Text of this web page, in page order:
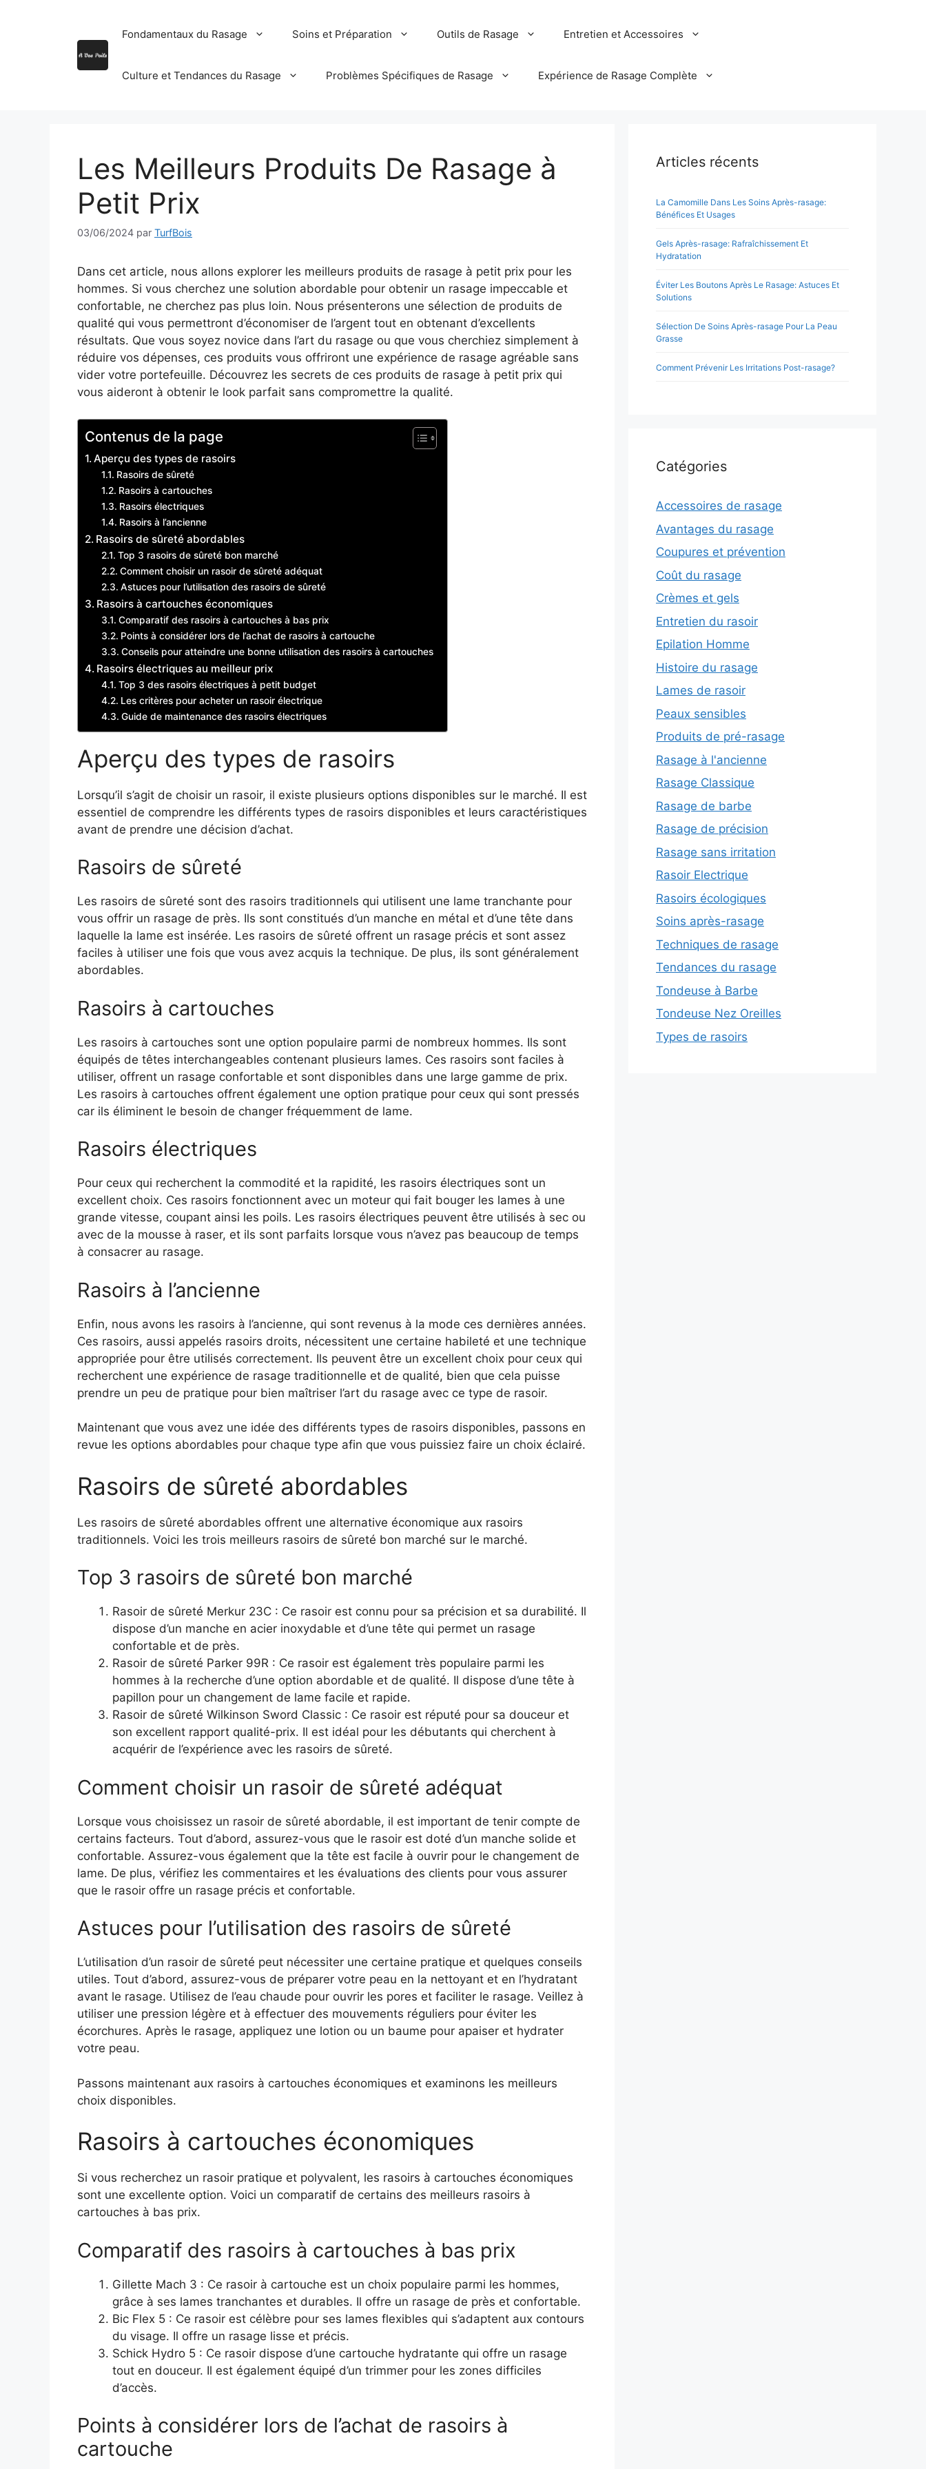
Fondamentaux du Rasage Soins et Préparation Outils de Rasage Entretien et Accessoires
Culture et Tendances du Rasage Problèmes Spécifiques de Rasage Expérience de Rasage Complète
Les Meilleurs Produits De Rasage à
Petit Prix
03/06/2024 par TurfBois
Dans cet article, nous allons explorer les meilleurs produits de rasage à petit prix pour les
hommes. Si vous cherchez une solution abordable pour obtenir un rasage impeccable et
confortable, ne cherchez pas plus loin. Nous présenterons une sélection de produits de
qualité qui vous permettront d’économiser de l’argent tout en obtenant d’excellents
résultats. Que vous soyez novice dans l’art du rasage ou que vous cherchiez simplement à
réduire vos dépenses, ces produits vous offriront une expérience de rasage agréable sans
vider votre portefeuille. Découvrez les secrets de ces produits de rasage à petit prix qui
vous aideront à obtenir le look parfait sans compromettre la qualité.
Contenus de la page
Aperçu des types de rasoirs
Rasoirs de sûreté
Rasoirs à cartouches
Rasoirs électriques
Rasoirs à l’ancienne
Rasoirs de sûreté abordables
Top 3 rasoirs de sûreté bon marché
Comment choisir un rasoir de sûreté adéquat
Astuces pour l’utilisation des rasoirs de sûreté
Rasoirs à cartouches économiques
Comparatif des rasoirs à cartouches à bas prix
Points à considérer lors de l’achat de rasoirs à cartouche
Conseils pour atteindre une bonne utilisation des rasoirs à cartouches
Rasoirs électriques au meilleur prix
Top 3 des rasoirs électriques à petit budget
Les critères pour acheter un rasoir électrique
Guide de maintenance des rasoirs électriques
Aperçu des types de rasoirs
Lorsqu’il s’agit de choisir un rasoir, il existe plusieurs options disponibles sur le marché. Il est
essentiel de comprendre les différents types de rasoirs disponibles et leurs caractéristiques
avant de prendre une décision d’achat.
Rasoirs de sûreté
Les rasoirs de sûreté sont des rasoirs traditionnels qui utilisent une lame tranchante pour
vous offrir un rasage de près. Ils sont constitués d’un manche en métal et d’une tête dans
laquelle la lame est insérée. Les rasoirs de sûreté offrent un rasage précis et sont assez
faciles à utiliser une fois que vous avez acquis la technique. De plus, ils sont généralement
abordables.
Rasoirs à cartouches
Les rasoirs à cartouches sont une option populaire parmi de nombreux hommes. Ils sont
équipés de têtes interchangeables contenant plusieurs lames. Ces rasoirs sont faciles à
utiliser, offrent un rasage confortable et sont disponibles dans une large gamme de prix.
Les rasoirs à cartouches offrent également une option pratique pour ceux qui sont pressés
car ils éliminent le besoin de changer fréquemment de lame.
Rasoirs électriques
Pour ceux qui recherchent la commodité et la rapidité, les rasoirs électriques sont un
excellent choix. Ces rasoirs fonctionnent avec un moteur qui fait bouger les lames à une
grande vitesse, coupant ainsi les poils. Les rasoirs électriques peuvent être utilisés à sec ou
avec de la mousse à raser, et ils sont parfaits lorsque vous n’avez pas beaucoup de temps
à consacrer au rasage.
Rasoirs à l’ancienne
Enfin, nous avons les rasoirs à l’ancienne, qui sont revenus à la mode ces dernières années.
Ces rasoirs, aussi appelés rasoirs droits, nécessitent une certaine habileté et une technique
appropriée pour être utilisés correctement. Ils peuvent être un excellent choix pour ceux qui
recherchent une expérience de rasage traditionnelle et de qualité, bien que cela puisse
prendre un peu de pratique pour bien maîtriser l’art du rasage avec ce type de rasoir.
Maintenant que vous avez une idée des différents types de rasoirs disponibles, passons en
revue les options abordables pour chaque type afin que vous puissiez faire un choix éclairé.
Rasoirs de sûreté abordables
Les rasoirs de sûreté abordables offrent une alternative économique aux rasoirs
traditionnels. Voici les trois meilleurs rasoirs de sûreté bon marché sur le marché.
Top 3 rasoirs de sûreté bon marché
Rasoir de sûreté Merkur 23C : Ce rasoir est connu pour sa précision et sa durabilité. Il
dispose d’un manche en acier inoxydable et d’une tête qui permet un rasage
confortable et de près.
Rasoir de sûreté Parker 99R : Ce rasoir est également très populaire parmi les
hommes à la recherche d’une option abordable et de qualité. Il dispose d’une tête à
papillon pour un changement de lame facile et rapide.
Rasoir de sûreté Wilkinson Sword Classic : Ce rasoir est réputé pour sa douceur et
son excellent rapport qualité-prix. Il est idéal pour les débutants qui cherchent à
acquérir de l’expérience avec les rasoirs de sûreté.
Comment choisir un rasoir de sûreté adéquat
Lorsque vous choisissez un rasoir de sûreté abordable, il est important de tenir compte de
certains facteurs. Tout d’abord, assurez-vous que le rasoir est doté d’un manche solide et
confortable. Assurez-vous également que la tête est facile à ouvrir pour le changement de
lame. De plus, vérifiez les commentaires et les évaluations des clients pour vous assurer
que le rasoir offre un rasage précis et confortable.
Astuces pour l’utilisation des rasoirs de sûreté
L’utilisation d’un rasoir de sûreté peut nécessiter une certaine pratique et quelques conseils
utiles. Tout d’abord, assurez-vous de préparer votre peau en la nettoyant et en l’hydratant
avant le rasage. Utilisez de l’eau chaude pour ouvrir les pores et faciliter le rasage. Veillez à
utiliser une pression légère et à effectuer des mouvements réguliers pour éviter les
écorchures. Après le rasage, appliquez une lotion ou un baume pour apaiser et hydrater
votre peau.
Passons maintenant aux rasoirs à cartouches économiques et examinons les meilleurs
choix disponibles.
Rasoirs à cartouches économiques
Si vous recherchez un rasoir pratique et polyvalent, les rasoirs à cartouches économiques
sont une excellente option. Voici un comparatif de certains des meilleurs rasoirs à
cartouches à bas prix.
Comparatif des rasoirs à cartouches à bas prix
Gillette Mach 3 : Ce rasoir à cartouche est un choix populaire parmi les hommes,
grâce à ses lames tranchantes et durables. Il offre un rasage de près et confortable.
Bic Flex 5 : Ce rasoir est célèbre pour ses lames flexibles qui s’adaptent aux contours
du visage. Il offre un rasage lisse et précis.
Schick Hydro 5 : Ce rasoir dispose d’une cartouche hydratante qui offre un rasage
tout en douceur. Il est également équipé d’un trimmer pour les zones difficiles
d’accès.
Points à considérer lors de l’achat de rasoirs à
cartouche
Articles récents
La Camomille Dans Les Soins Après-rasage:
Bénéfices Et Usages
Gels Après-rasage: Rafraîchissement Et
Hydratation
Éviter Les Boutons Après Le Rasage: Astuces Et
Solutions
Sélection De Soins Après-rasage Pour La Peau
Grasse
Comment Prévenir Les Irritations Post-rasage?
Catégories
Accessoires de rasage
Avantages du rasage
Coupures et prévention
Coût du rasage
Crèmes et gels
Entretien du rasoir
Epilation Homme
Histoire du rasage
Lames de rasoir
Peaux sensibles
Produits de pré-rasage
Rasage à l'ancienne
Rasage Classique
Rasage de barbe
Rasage de précision
Rasage sans irritation
Rasoir Electrique
Rasoirs écologiques
Soins après-rasage
Techniques de rasage
Tendances du rasage
Tondeuse à Barbe
Tondeuse Nez Oreilles
Types de rasoirs